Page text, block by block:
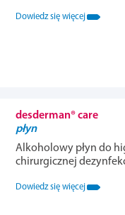
Dowiedz się więcej
desderman® care
płyn
Alkoholowy płyn do
chirurgicznej
Dowiedz się więcej